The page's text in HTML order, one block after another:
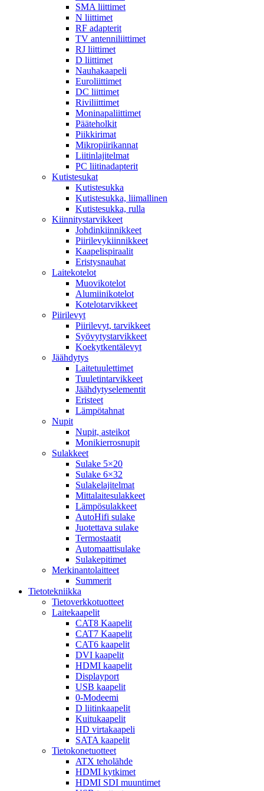
SMA liittimet
N liittimet
RF adapterit
TV antenniliittimet
RJ liittimet
D liittimet
Nauhakaapeli
Euroliittimet
DC liittimet
Riviliittimet
Moninapaliittimet
Pääteholkit
Piikkirimat
Mikropiirikannat
Liitinlajitelmat
PC liitinadapterit
Kutistesukat
Kutistesukka
Kutistesukka, liimallinen
Kutistesukka, rulla
Kiinnitystarvikkeet
Johdinkiinnikkeet
Piirilevykiinnikkeet
Kaapelispiraalit
Eristysnauhat
Laitekotelot
Muovikotelot
Alumiinikotelot
Kotelotarvikkeet
Piirilevyt
Piirilevyt, tarvikkeet
Syövytystarvikkeet
Koekytkentälevyt
Jäähdytys
Laitetuulettimet
Tuuletintarvikkeet
Jäähdytyselementit
Eristeet
Lämpötahnat
Nupit
Nupit, asteikot
Monikierrosnupit
Sulakkeet
Sulake 5×20
Sulake 6×32
Sulakelajitelmat
Mittalaitesulakkeet
Lämpösulakkeet
AutoHifi sulake
Juotettava sulake
Termostaatit
Automaattisulake
Sulakepitimet
Merkinantolaitteet
Summerit
Tietotekniikka
Tietoverkkotuotteet
Laitekaapelit
CAT8 Kaapelit
CAT7 Kaapelit
CAT6 kaapelit
DVI kaapelit
HDMI kaapelit
Displayport
USB kaapelit
0-Modeemi
D liitinkaapelit
Kuitukaapelit
HD virtakaapeli
SATA kaapelit
Tietokonetuotteet
ATX teholähde
HDMI kytkimet
HDMI SDI muuntimet